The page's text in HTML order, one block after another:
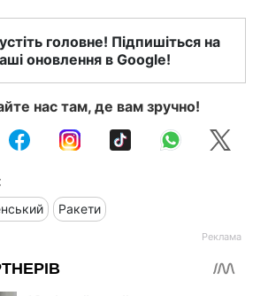
головне! Підпишіться на
оновлення в Google!
нас там, де вам зручно!
Ракети